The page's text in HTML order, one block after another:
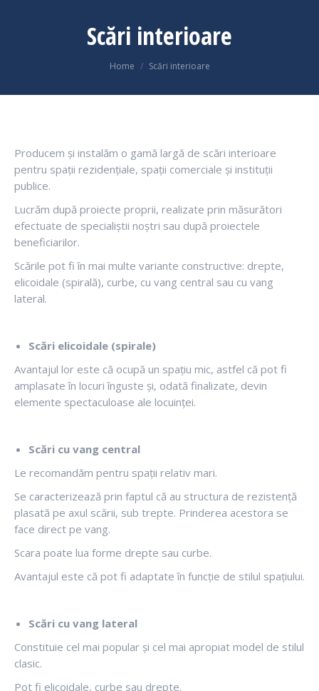
Scări interioare
Home Scări interioare
Producem și instalăm o gamă largă de scări interioare
pentru spații rezidențiale, spații comerciale și instituții
publice.
Lucrăm după proiecte proprii, realizate prin măsurători
efectuate de specialiștii noștri sau după proiectele
beneficiarilor.
Scările pot fi în mai multe variante constructive: drepte,
elicoidale (spirală), curbe, cu vang central sau cu vang
lateral.
Scări elicoidale (spirale)
Avantajul lor este că ocupă un spațiu mic, astfel că pot fi
amplasate în locuri înguste și, odată finalizate, devin
elemente spectaculoase ale locuinței.
Scări cu vang central
Le recomandăm pentru spații relativ mari.
Se caracterizează prin faptul că au structura de rezistență
plasată pe axul scării, sub trepte. Prinderea acestora se
face direct pe vang.
Scara poate lua forme drepte sau curbe.
Avantajul este că pot fi adaptate în funcție de stilul spațiului.
Scări cu vang lateral
Constituie cel mai popular și cel mai apropiat model de stilul
clasic.
Pot fi elicoidale, curbe sau drepte.